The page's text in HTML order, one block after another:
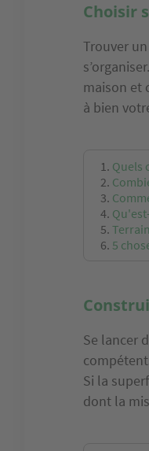
Choisir
Trouver
maison et
à bien
Quels
5
Se lancer
Si la
dont la